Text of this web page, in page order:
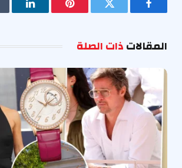
فيسبوك تويتر بينتيريستلينكدإن
المقالاتذات الصلة